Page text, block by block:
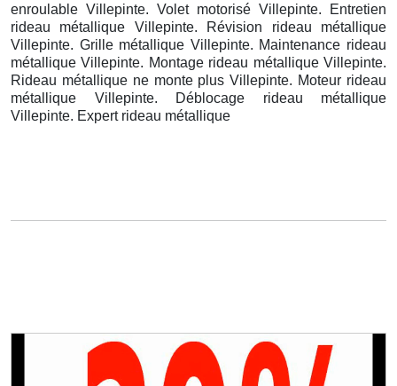
enroulable Villepinte. Volet motorisé Villepinte. Entretien
rideau métallique Villepinte. Révision rideau métallique
Villepinte. Grille métallique Villepinte. Maintenance rideau
métallique Villepinte. Montage rideau métallique Villepinte.
Rideau métallique ne monte plus Villepinte. Moteur rideau
métallique Villepinte. Déblocage rideau métallique
Villepinte. Expert rideau métallique